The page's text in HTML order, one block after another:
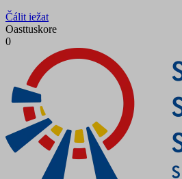
Čálit iežat
Oasttuskore
0